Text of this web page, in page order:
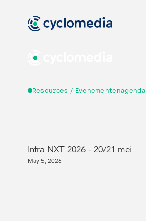
Resources / Evenementenagenda
Infra NXT 2026 - 20/21 mei
May 5, 2026